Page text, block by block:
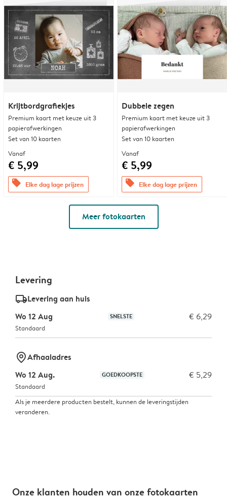
Krijtbordgrafiekjes
Premium kaart met keuze uit 3
papierafwerkingen
Set van 10 kaarten
Vanaf
€ 5,99
offers Elke dag lage prijzen
Dubbele zegen
Premium kaart met keuze uit 3
papierafwerkingen
Set van 10 kaarten
Vanaf
€ 5,99
offers Elke dag lage prijzen
Meer fotokaarten
Levering
delivery_standard_v2Levering aan huis
Wo 12 Aug
SNELSTE € 6,29
Standaard
marker-pinAfhaaladres
Wo 12 Aug.
GOEDKOOPSTE € 5,29
Standaard
Als je meerdere producten bestelt, kunnen de leveringstijden
veranderen.
Onze klanten houden van onze fotokaarten